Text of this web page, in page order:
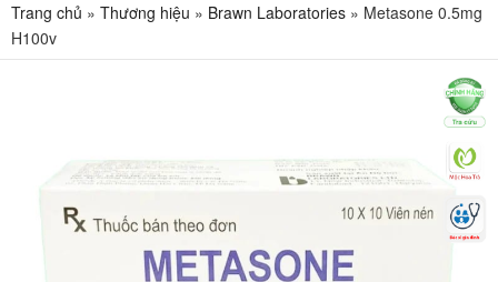
Trang chủ » Thương hiệu » Brawn Laboratories » Metasone 0.5mg
H100v